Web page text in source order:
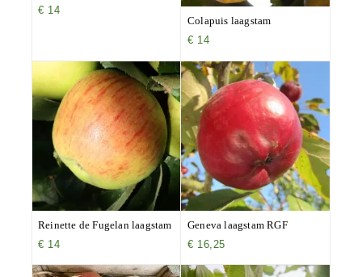
€ 14
Colapuis laagstam
€ 14
Reinette de Fugelan laagstam
€ 14
Geneva laagstam RGF
€ 16,25